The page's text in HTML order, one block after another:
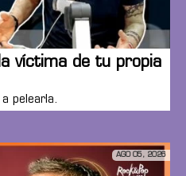
víctima de tu propia
pelearla.
AGO 05, 2026